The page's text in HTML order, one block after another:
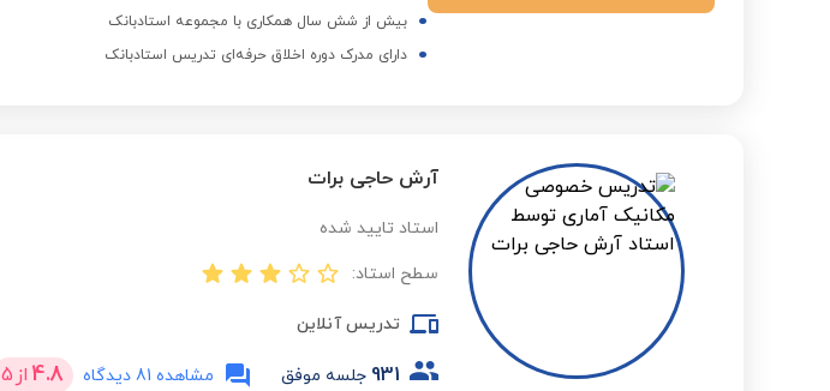
بیش از شش سال همکاری با مجموعه استادبانک
دارای مدرک دوره اخلاق حرفه‌ای تدریس استادبانک
آرش حاجی برات
استاد تایید شده
سطح استاد:
تدریس آنلاین
931 جلسه موفق مشاهده 81 دیدگاه 4.8 از 5